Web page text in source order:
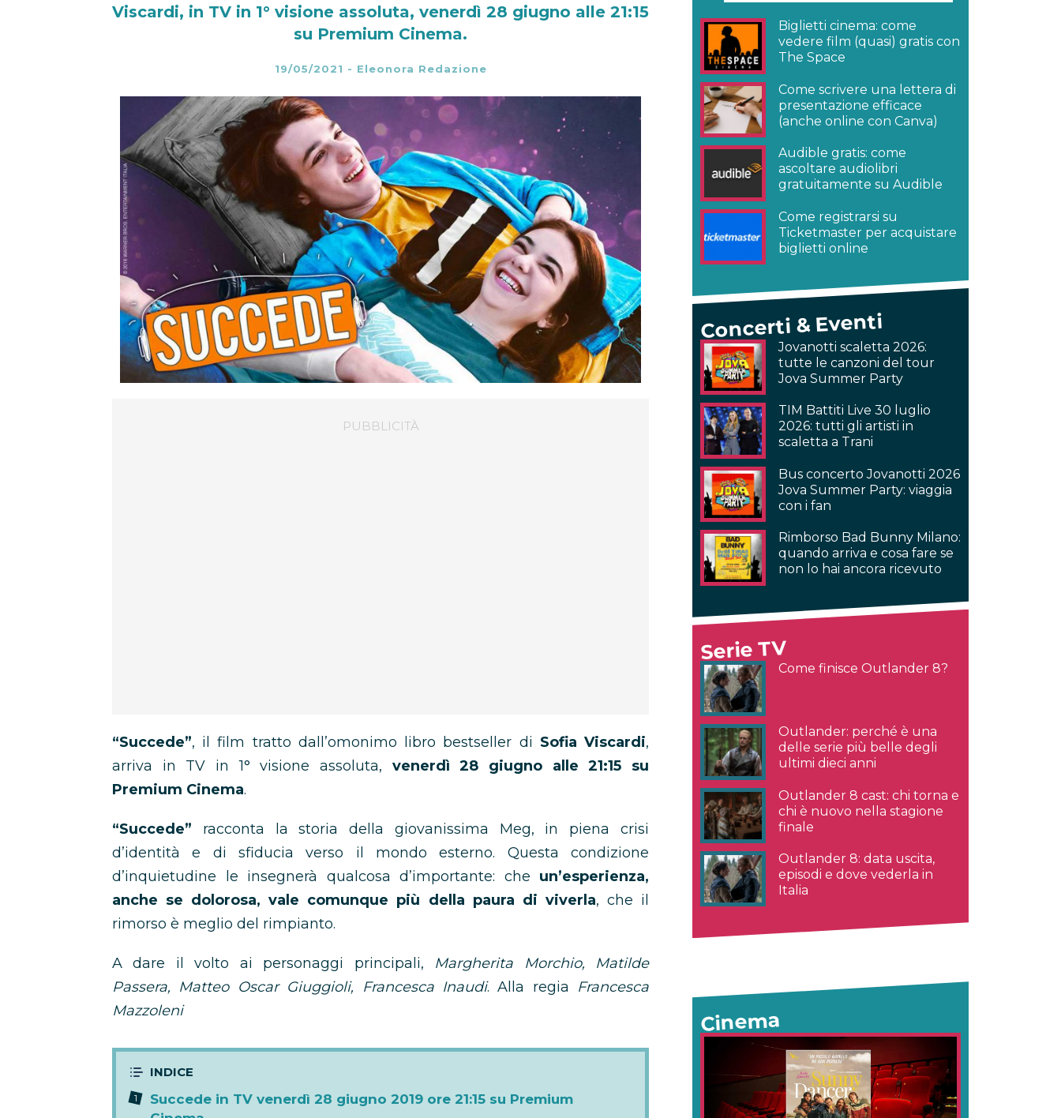
Viscardi, in TV in 1° visione assoluta, venerdì 28 giugno alle 21:15
su Premium Cinema.
19/05/2021 - Eleonora Redazione
“Succede”, il film tratto dall’omonimo libro bestseller di Sofia Viscardi,
arriva in TV in 1° visione assoluta, venerdì 28 giugno alle 21:15 su
Premium Cinema.
“Succede” racconta la storia della giovanissima Meg, in piena crisi
d’identità e di sfiducia verso il mondo esterno. Questa condizione
d’inquietudine le insegnerà qualcosa d’importante: che un’esperienza,
anche se dolorosa, vale comunque più della paura di viverla, che il
rimorso è meglio del rimpianto.
A dare il volto ai personaggi principali, Margherita Morchio, Matilde
Passera, Matteo Oscar Giuggioli, Francesca Inaudi. Alla regia Francesca
Mazzoleni
Succede in TV venerdì 28 giugno 2019 ore 21:15 su Premium
Biglietti cinema: come
vedere film (quasi) gratis con
The Space
Come scrivere una lettera di
presentazione efficace
(anche online con Canva)
Audible gratis: come
ascoltare audiolibri
gratuitamente su Audible
Come registrarsi su
Ticketmaster per acquistare
biglietti online
Concerti & Eventi
Jovanotti scaletta 2026:
tutte le canzoni del tour
Jova Summer Party
TIM Battiti Live 30 luglio
2026: tutti gli artisti in
scaletta a Trani
Bus concerto Jovanotti 2026
Jova Summer Party: viaggia
con i fan
Rimborso Bad Bunny Milano:
quando arriva e cosa fare se
non lo hai ancora ricevuto
Serie TV
Come finisce Outlander 8?
Outlander: perché è una
delle serie più belle degli
ultimi dieci anni
Outlander 8 cast: chi torna e
chi è nuovo nella stagione
finale
Outlander 8: data uscita,
episodi e dove vederla in
Italia
Cinema